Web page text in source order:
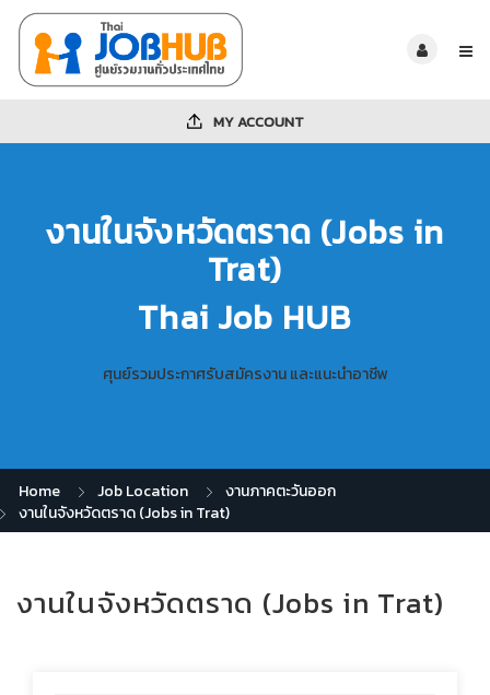
MY ACCOUNT
งานในจังหวัดตราด (Jobs in
Trat)
Thai Job HUB
ศุนย์รวมประกาศรับสมัครงาน และแนะนำอาชีพ
Home Job Location
งานภาคตะวันออก
งานในจังหวัดตราด (Jobs in Trat)
งานในจังหวัดตราด (Jobs in Trat)